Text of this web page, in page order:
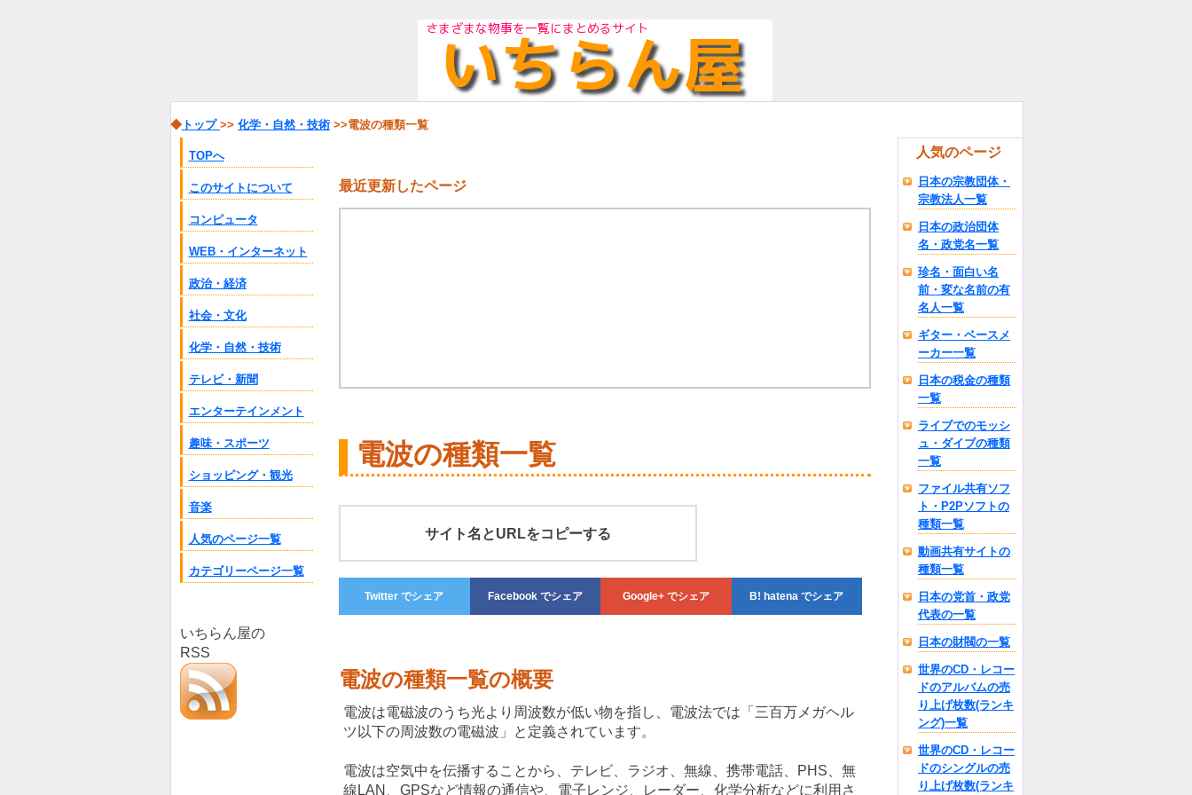
人気のページ
日本の宗教団体・
宗教法人一覧
日本の政治団体
名・政党名一覧
珍名・面白い名
前・変な名前の有
名人一覧
ギター・ベースメ
ーカー一覧
日本の税金の種類
一覧
ライブでのモッシ
ュ・ダイブの種類
一覧
ファイル共有ソフ
ト・P2Pソフトの
種類一覧
動画共有サイトの
種類一覧
日本の党首・政党
代表の一覧
日本の財閥の一覧
世界のCD・レコー
ドのアルバムの売
り上げ枚数(ランキ
ング)一覧
世界のCD・レコー
ドのシングルの売
り上げ枚数(ランキ
最近更新したページ
電波の種類一覧
サイト名とURLをコピーする
Twitter でシェア Facebookでシェア Google+でシェア hatena でシェア
電波の種類一覧の概要
電波は電磁波のうち光より周波数が低い物を指し、電波法では「三百万メガヘル
ツ以下の周波数の電磁波」と定義されています。
電波は空気中を伝播することから、テレビ、ラジオ、無線、携帯電話、PHS、無
線LAN、GPSなど情報の通信や、電子レンジ、レーダー、化学分析などに利用さ
TOPへ
このサイトについて
コンピュータ
WEB・インターネット
政治・経済
社会・文化
化学・自然・技術
テレビ・新聞
エンターテインメント
趣味・スポーツ
ショッピング・観光
音楽
人気のページ一覧
カテゴリーページ一覧
いちらん屋の
RSS
◆ トップ >> 化学・自然・技術 >>電波の種類一覧